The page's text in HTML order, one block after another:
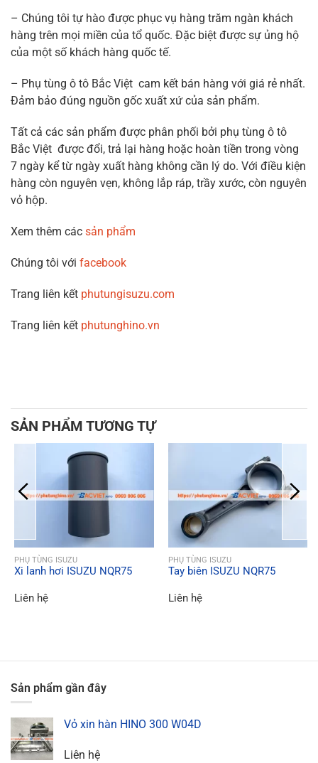
– Chúng tôi tự hào được phục vụ hàng trăm ngàn khách
hàng trên mọi miền của tổ quốc. Đặc biệt được sự ủng hộ
của một số khách hàng quốc tế.
– Phụ tùng ô tô Bắc Việt cam kết bán hàng với giá rẻ nhất.
Đảm bảo đúng nguồn gốc xuất xứ của sản phẩm.
Tất cả các sản phẩm được phân phối bởi phụ tùng ô tô
Bắc Việt được đổi, trả lại hàng hoặc hoàn tiền trong vòng
7 ngày kể từ ngày xuất hàng không cần lý do. Với điều kiện
hàng còn nguyên vẹn, không lắp ráp, trầy xước, còn nguyên
vỏ hộp.
Xem thêm các sản phẩm
Chúng tôi với facebook
Trang liên kết phutungisuzu.com
Trang liên kết phutunghino.vn
SẢN PHẨM TƯƠNG TỰ
QUICK VIEW
PHỤ TÙNG ISUZU
Xi lanh hơi ISUZU NQR75
Liên hệ
QUICK VIEW
PHỤ TÙNG ISUZU
Tay biên ISUZU NQR75
Liên hệ
Sản phẩm gần đây
Vỏ xin hàn HINO 300 W04D
Liên hệ